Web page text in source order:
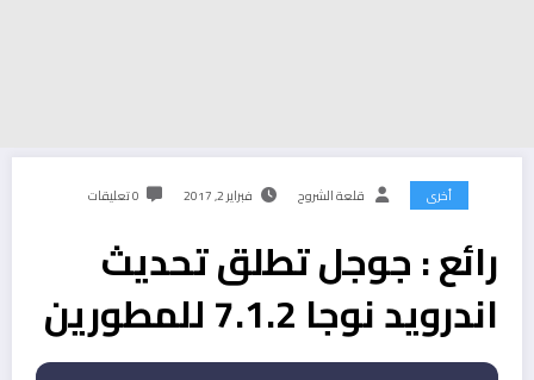
أخرى قلعة الشروح فبراير 2, 2017 0 تعليقات
رائع : جوجل تطلق تحديث
اندرويد نوجا 7.1.2 للمطورين